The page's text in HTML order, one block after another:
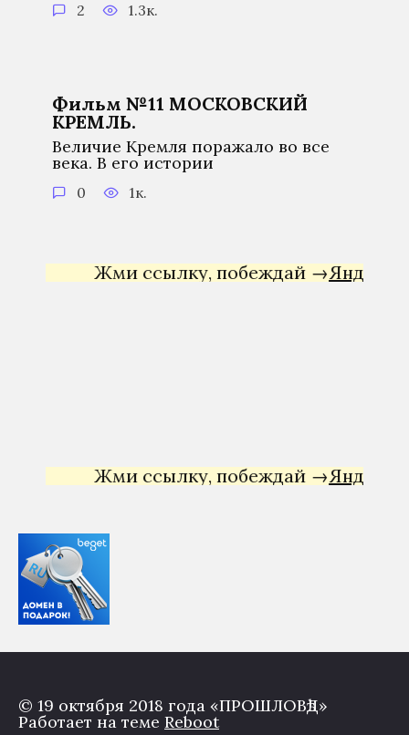
2 1.3к.
Фильм №11 МОСКОВСКИЙ
КРЕМЛЬ.
Величие Кремля поражало во все
века. В его истории
0 1к.
Жми ссылку, побеждай →Яндекс
Жми ссылку, побеждай →Яндекс
© 19 октября 2018 года «ПРОШЛОВѣД»
Работает на теме Reboot